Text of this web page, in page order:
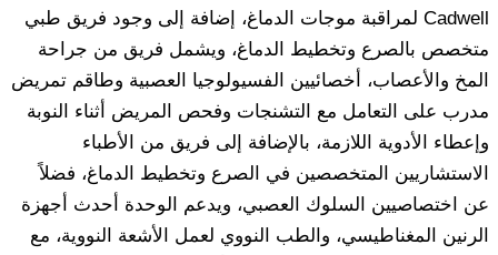
Cadwell لمراقبة موجات الدماغ، إضافة إلى وجود فريق طبي
متخصص بالصرع وتخطيط الدماغ، ويشمل فريق من جراحة
المخ والأعصاب، أخصائيين الفسيولوجيا العصبية وطاقم تمريض
مدرب على التعامل مع التشنجات وفحص المريض أثناء النوبة
وإعطاء الأدوية اللازمة، بالإضافة إلى فريق من الأطباء
الاستشاريين المتخصصين في الصرع وتخطيط الدماغ، فضلاً
عن اختصاصيين السلوك العصبي، ويدعم الوحدة أحدث أجهزة
الرنين المغناطيسي، والطب النووي لعمل الأشعة النووية، مع